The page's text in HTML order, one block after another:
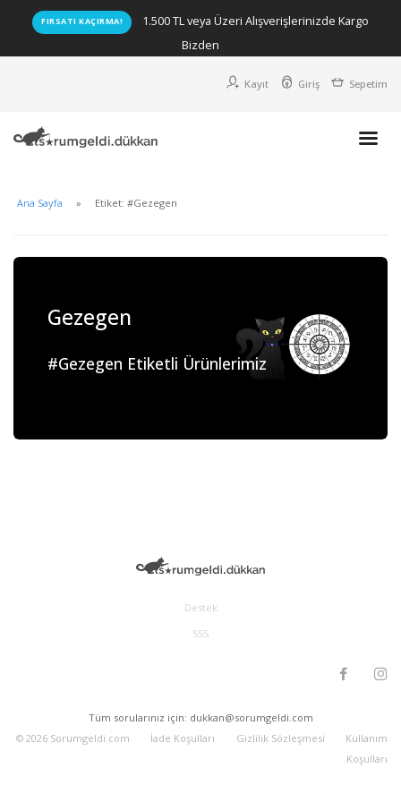
FIRSATI KAÇIRMA!
1.500 TL veya Üzeri Alışverişlerinizde Kargo
Bizden
Kayıt Giriş Sepetim
Ana Sayfa Etiket: #Gezegen
Gezegen
#Gezegen Etiketli Ürünlerimiz
Destek
SSS
Tüm sorularınız için: dukkan@sorumgeldi.com
© 2026Sorumgeldi.com İade Koşulları Gizlilik Sözleşmesi
Kullanım
Koşulları